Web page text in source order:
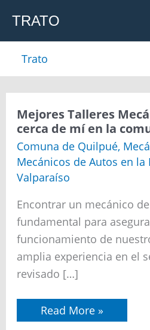
contenido
TRATO
Trato
Mejores Talleres
cerca de mí en la
Comuna de Quilpué,
Mecánicos de Autos en la
Valparaíso
Encontrar un mecánico
fundamental para
funcionamiento de
amplia experiencia en el
revisado […]
Mejores
Talleres
Mecánicos
de
autos
cerca
de
en
la
comuna
de
Quilpué
Read More »